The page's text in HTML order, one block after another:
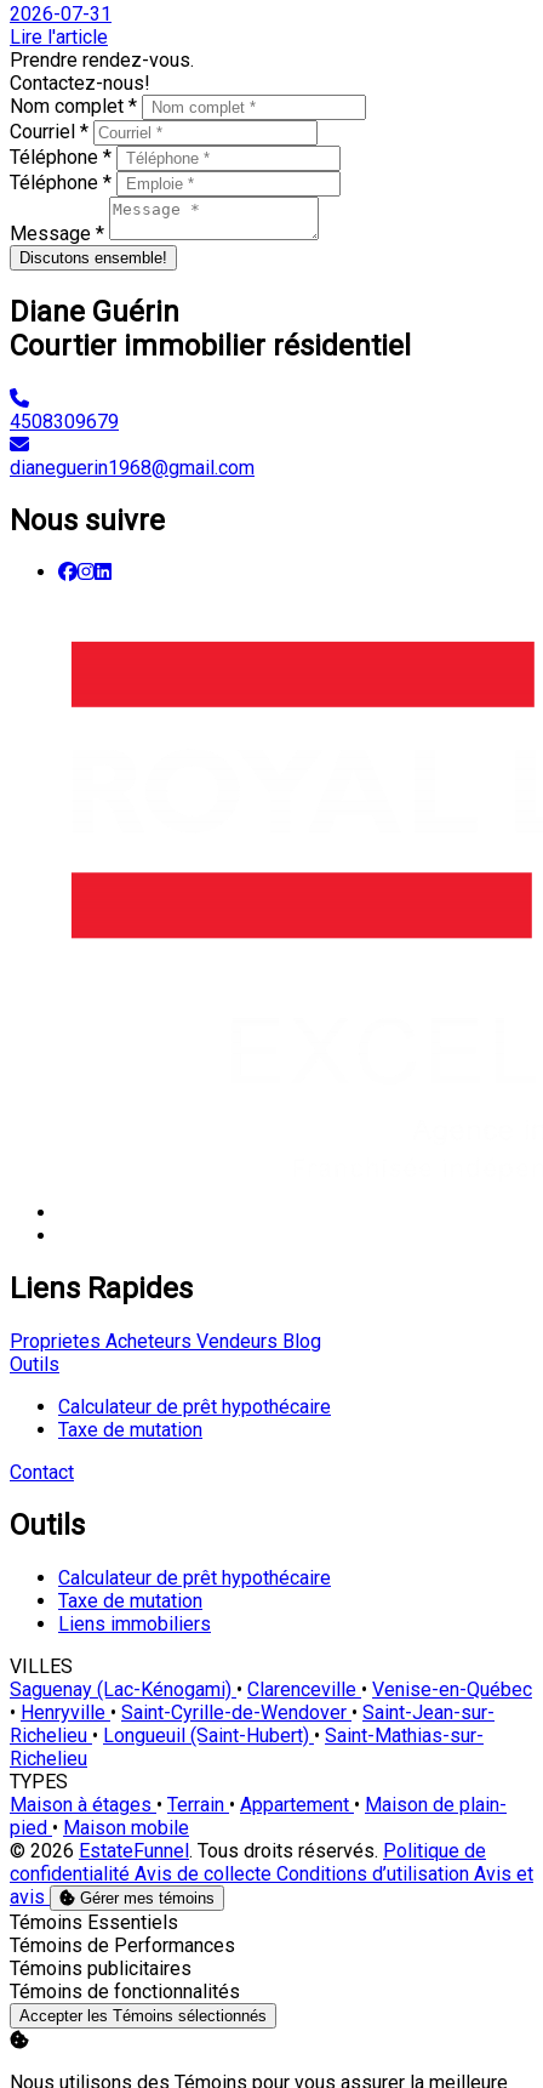
2026-07-31
Lire l'article
Prendre rendez-vous.
Contactez-nous!
Nom complet *
Courriel *
Téléphone *
Téléphone *
Message *
Discutons ensemble!
Diane Guérin
Courtier immobilier résidentiel
4508309679
dianeguerin1968@gmail.com
Nous suivre
Liens Rapides
Proprietes Acheteurs Vendeurs Blog
Outils
Calculateur de prêt hypothécaire
Taxe de mutation
Contact
Outils
Calculateur de prêt hypothécaire
Taxe de mutation
Liens immobiliers
VILLES
Saguenay (Lac-Kénogami) • Clarenceville • Venise-en-Québec
• Henryville • Saint-Cyrille-de-Wendover • Saint-Jean-sur-
Richelieu • Longueuil (Saint-Hubert) • Saint-Mathias-sur-
Richelieu
TYPES
Maison à étages • Terrain • Appartement • Maison de plain-
pied • Maison mobile
© 2026 EstateFunnel. Tous droits réservés. Politique de
confidentialité Avis de collecte Conditions d’utilisation Avis et
avis
Gérer mes témoins
Activer
Témoins Essentiels
Activer
Témoins de Performances
Activer
Témoins publicitaires
Activer
Témoins de fonctionnalités
Accepter les Témoins sélectionnés
Nous utilisons des Témoins pour vous assurer la meilleure